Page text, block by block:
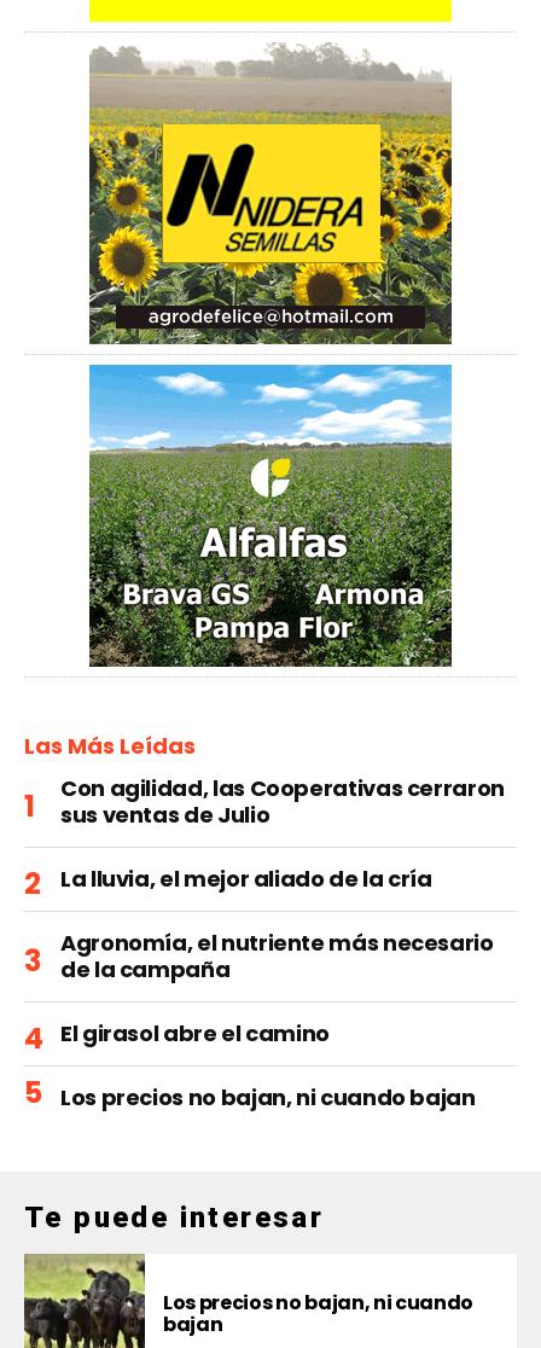
Las Más Leídas
Con agilidad, las Cooperativas cerraron
sus ventas de Julio
La lluvia, el mejor aliado de la cría
Agronomía, el nutriente más necesario
de la campaña
El girasol abre el camino
Los precios no bajan, ni cuando bajan
Te puede interesar
Los precios no bajan, ni cuando
bajan